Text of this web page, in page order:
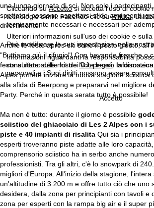
Cliccando suAccettosi accetta l'uso di cookie
tecnologie simili. Facendo clic suRifiuta,
tecnicamente necessari e necessari per
Ulteriori informazioni sull'uso dei cookie e sulla
Può modificare le sue impostazioni nella
Informazioni riguardanti la responsabilità
consultate sulle nostreNote legali.
personali e i Suoi diritti possono essere
Accetto
una lunga giornata di sci. Non solo i
spettatori possono aspettarsi sfide avvincenti,
divertimento.
Anche le feste après-ski sono il posto giusto,
"Buttiamo giù il rifugio"! Con bevande fresche o
festa al ritmo delle hit dei DJ, presso la
Alpes potrete iniziare la nuova stagione sciistica
alla sfida di Beerpong e prepararvi nel migliore
Party. Perché in questa serata tutto è possibile!
Ma non è tutto: durante il giorno è possibile
sciistico del ghiacciaio di Les 2 Alpes con i
piste e 40 impianti di risalita Qui sia i
esperti troveranno piste adatte alle loro
comprensorio sciistico ha in serbo anche
professionisti. Tra gli altri, c'è lo snowpark di
migliori d'Europa. All'inizio della stagione,
un'altitudine di 3.200 m e offre tutto ciò che uno
desidera, dalla zona per principianti con tavoli e
zona per esperti con la rampa big air e il super